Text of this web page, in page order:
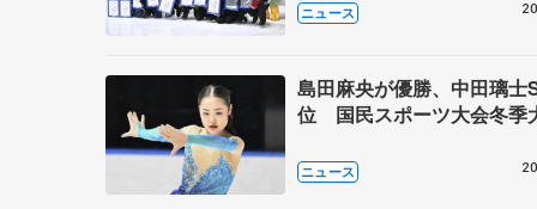
ニュース
島田麻央が優勝、中田璃士
位 国民スポーツ大会冬季
ニュース